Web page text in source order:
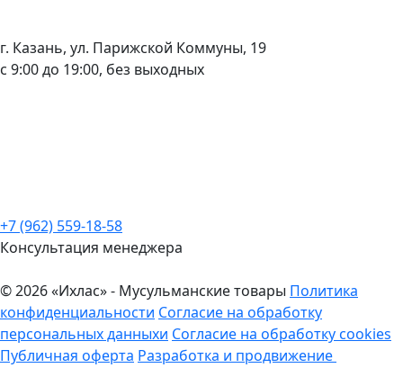
г. Казань, ул. Парижской Коммуны, 19
с 9:00 до 19:00, без выходных
+7 (962) 559-18-58
Консультация менеджера
© 2026 «Ихлас» - Мусульманские товары Политика
конфиденциальности Согласие на обработку
персональных данныхи Согласие на обработку cookies
Публичная оферта Разработка и продвижение